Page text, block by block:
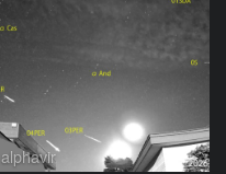
alphavir